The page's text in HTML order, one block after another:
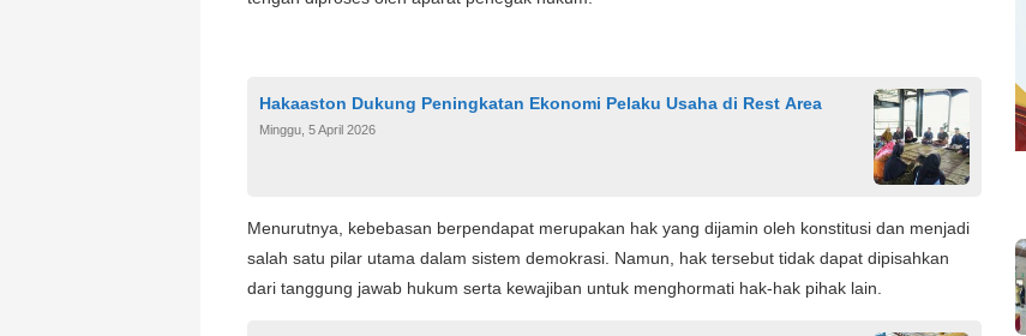
Hakaaston Dukung Peningkatan Ekonomi Pelaku Usaha di Rest Area
Minggu, 5 April 2026
Menurutnya, kebebasan berpendapat merupakan hak yang dijamin oleh konstitusi dan menjadi
salah satu pilar utama dalam sistem demokrasi. Namun, hak tersebut tidak dapat dipisahkan
dari tanggung jawab hukum serta kewajiban untuk menghormati hak-hak pihak lain.